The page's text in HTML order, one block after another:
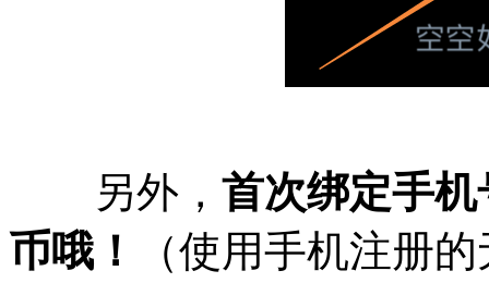
另外， 首次绑定手
币哦！
（使用手机注册